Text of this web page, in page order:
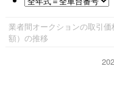
業者間オークションの取引
額）の推移